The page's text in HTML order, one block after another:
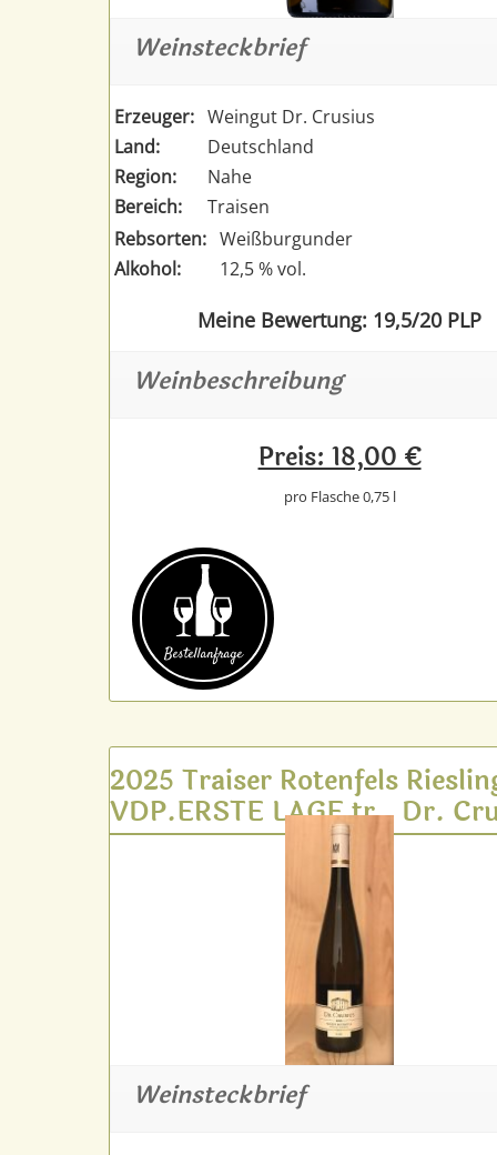
Weinsteckbrief
Erzeuger: Weingut Dr. Crusius
Land:
Deutschland
Region:
Nahe
Bereich:
Traisen
Rebsorten: Weißburgunder
Alkohol:
12,5 % vol.
Meine Bewertung: 19,5/20 PLP
Weinbeschreibung
Preis: 18,00 €
pro Flasche 0,75 l
Bestell­anfrage
2025 Traiser Rotenfels
VDP.ERSTE LAGE tr., Dr.
Weinsteckbrief